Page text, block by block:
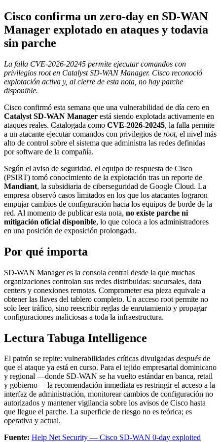
Cisco confirma un zero-day en SD-WAN
Manager explotado en ataques y todavía
sin parche
La falla CVE-2026-20245 permite ejecutar comandos con
privilegios root en Catalyst SD-WAN Manager. Cisco reconoció
explotación activa y, al cierre de esta nota, no hay parche
disponible.
Cisco confirmó esta semana que una vulnerabilidad de día cero en
Catalyst SD-WAN Manager está siendo explotada activamente en
ataques reales. Catalogada como CVE-2026-20245, la falla permite
a un atacante ejecutar comandos con privilegios de root, el nivel más
alto de control sobre el sistema que administra las redes definidas
por software de la compañía.
Según el aviso de seguridad, el equipo de respuesta de Cisco
(PSIRT) tomó conocimiento de la explotación tras un reporte de
Mandiant, la subsidiaria de ciberseguridad de Google Cloud. La
empresa observó casos limitados en los que los atacantes lograron
empujar cambios de configuración hacia los equipos de borde de la
red. Al momento de publicar esta nota, no existe parche ni
mitigación oficial disponible, lo que coloca a los administradores
en una posición de exposición prolongada.
Por qué importa
SD-WAN Manager es la consola central desde la que muchas
organizaciones controlan sus redes distribuidas: sucursales, data
centers y conexiones remotas. Comprometer esa pieza equivale a
obtener las llaves del tablero completo. Un acceso root permite no
solo leer tráfico, sino reescribir reglas de enrutamiento y propagar
configuraciones maliciosas a toda la infraestructura.
Lectura Tabuga Intelligence
El patrón se repite: vulnerabilidades críticas divulgadas después de
que el ataque ya está en curso. Para el tejido empresarial dominicano
y regional —donde SD-WAN se ha vuelto estándar en banca, retail
y gobierno— la recomendación inmediata es restringir el acceso a la
interfaz de administración, monitorear cambios de configuración no
autorizados y mantener vigilancia sobre los avisos de Cisco hasta
que llegue el parche. La superficie de riesgo no es teórica; es
operativa y actual.
Fuente: Help Net Security — Cisco SD-WAN 0-day exploited